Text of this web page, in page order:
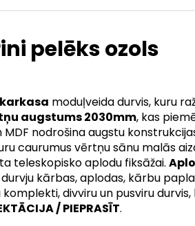
pelēks ozols
moduļveida durvis, kuru
augstums 2030mm, kas
nodrošina augstu
caurumus vērtņu sānu malās
teleskopisko aplodu fiksāžai.
kārbas, aplodas, kārbu
divviru un pusviru
/ PIEPRASĪT.